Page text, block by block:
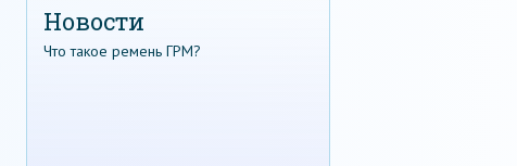
Новости
Что такое ремень ГРМ?